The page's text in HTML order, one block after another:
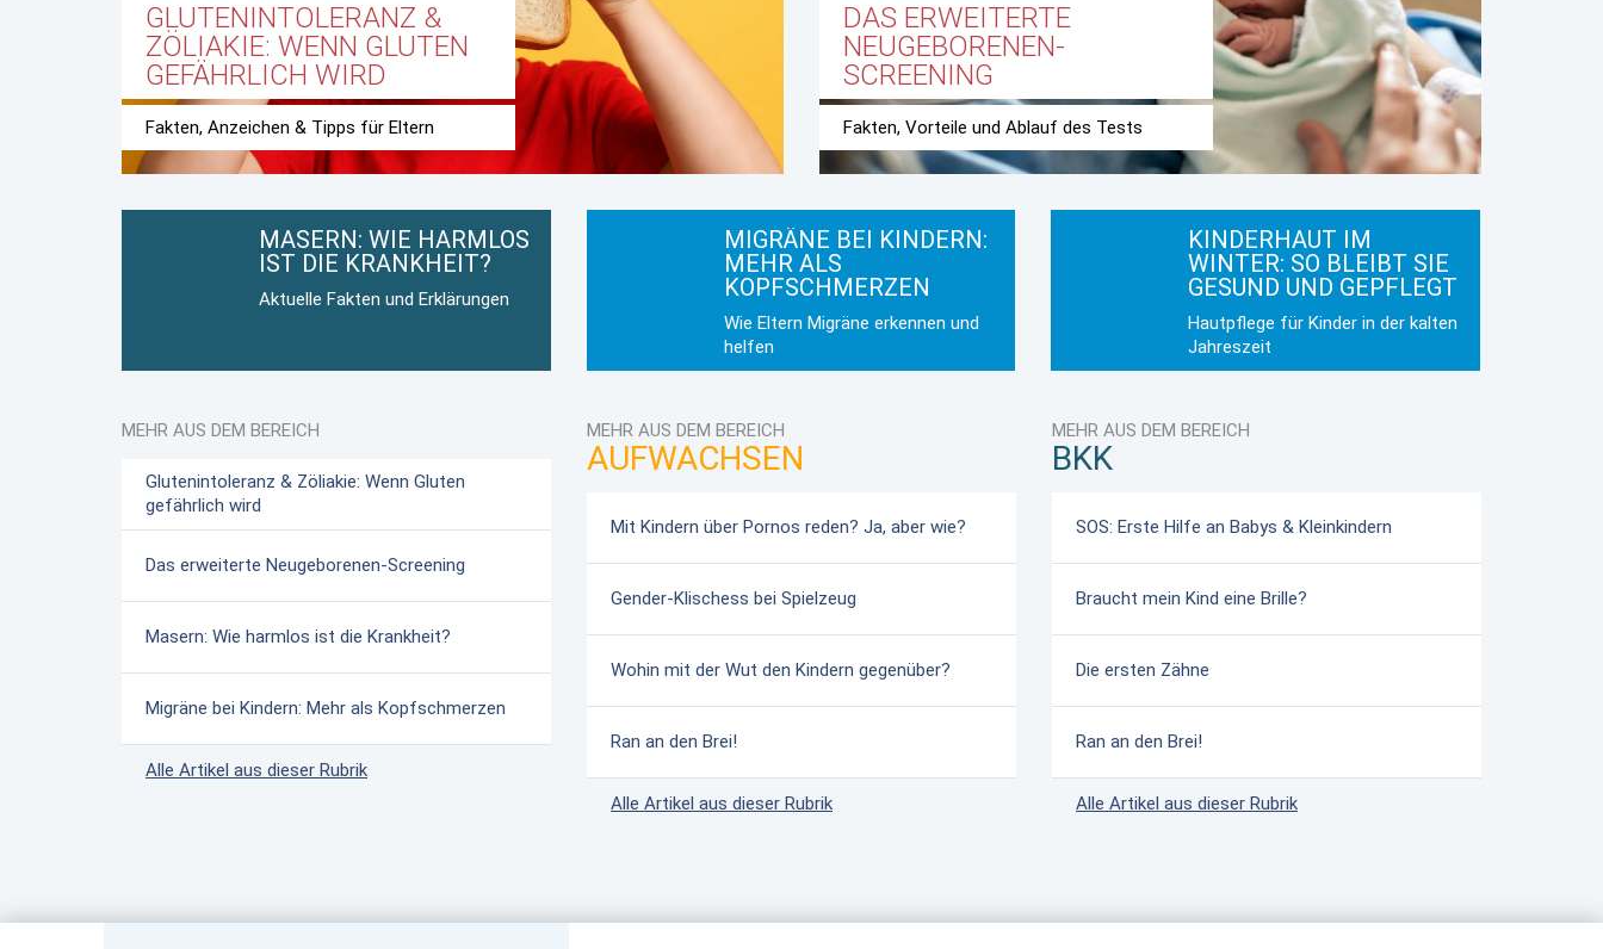
GLUTENINTOLERANZ &
ZÖLIAKIE: WENN GLUTEN
GEFÄHRLICH WIRD
Fakten, Anzeichen & Tipps für Eltern
DAS ERWEITERTE
NEUGEBORENEN-
SCREENING
Fakten, Vorteile und Ablauf des Tests
MASERN: WIE HARMLOS
IST DIE KRANKHEIT?
Aktuelle Fakten und Erklärungen
MIGRÄNE BEI KINDERN:
MEHR ALS
KOPFSCHMERZEN
Wie Eltern Migräne erkennen und
helfen
KINDERHAUT IM
WINTER: SO BLEIBT SIE
GESUND UND GEPFLEGT
Hautpflege für Kinder in der kalten
Jahreszeit
MEHR AUS DEM BEREICH
Glutenintoleranz & Zöliakie: Wenn Gluten
gefährlich wird
Das erweiterte Neugeborenen-Screening
Masern: Wie harmlos ist die Krankheit?
Migräne bei Kindern: Mehr als Kopfschmerzen
Alle Artikel aus dieser Rubrik
MEHR AUS DEM BEREICH
AUFWACHSEN
Mit Kindern über Pornos reden? Ja, aber wie?
Gender-Klischess bei Spielzeug
Wohin mit der Wut den Kindern gegenüber?
Ran an den Brei!
Alle Artikel aus dieser Rubrik
MEHR AUS DEM BEREICH
BKK
SOS: Erste Hilfe an Babys & Kleinkindern
Braucht mein Kind eine Brille?
Die ersten Zähne
Ran an den Brei!
Alle Artikel aus dieser Rubrik